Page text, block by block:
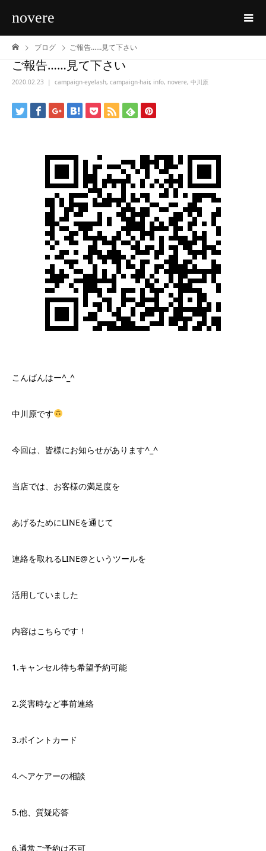
novere
ブログ ご報告……見て下さい
ご報告……見て下さい
2020.02.23 campaign-eyelash, campaign-hair, info, novere, 中川原
こんばんはー^_^
中川原です
今回は、皆様にお知らせがあります^_^
当店では、お客様の満足度を
あげるためにLINEを通じて
連絡を取れるLINE@というツールを
活用していました
内容はこちらです！
1.キャンセル待ち希望予約可能
2.災害時など事前連絡
3.ポイントカード
4.ヘアケアーの相談
5.他、質疑応答
6.通常ご予約は不可